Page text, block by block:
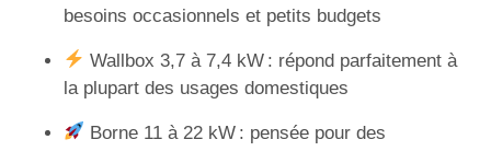
besoins occasionnels et petits budgets
Wallbox 3,7 à 7,4 kW : répond parfaitement à
la plupart des usages domestiques
Borne 11 à 22 kW : pensée pour des